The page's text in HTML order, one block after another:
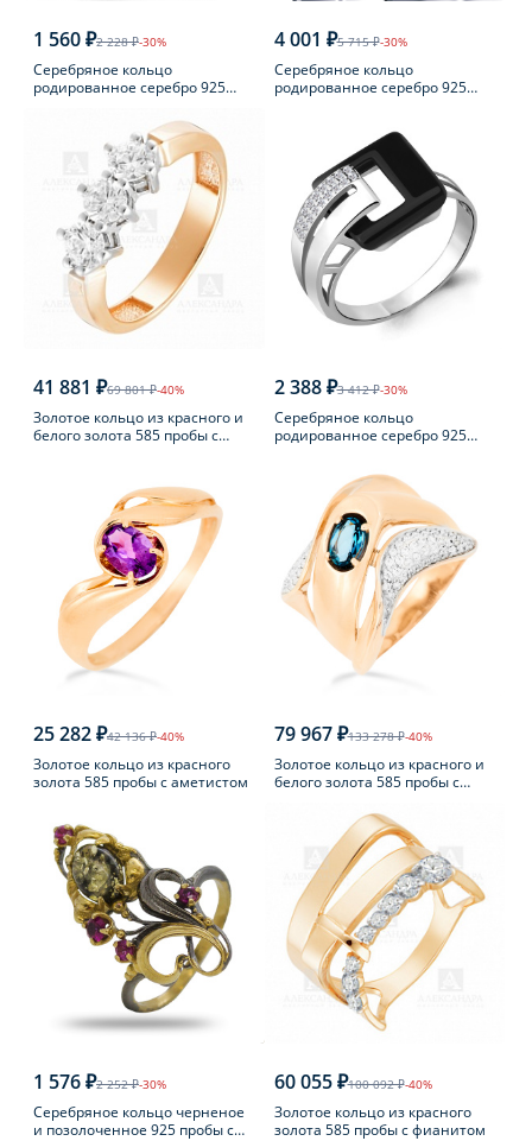
1 560 ₽2 228 ₽-30%
Серебряное кольцо
родированное серебро 925
4 001 ₽5 715 ₽-30%
Серебряное кольцо
родированное серебро 925
41 881 ₽69 801 ₽-40%
Золотое кольцо из красного и
белого золота 585 пробы с
2 388 ₽3 412 ₽-30%
Серебряное кольцо
родированное серебро 925
25 282 ₽42 136 ₽-40%
Золотое кольцо из красного
золота 585 пробы с аметистом
79 967 ₽133 278 ₽-40%
Золотое кольцо из красного и
белого золота 585 пробы с
1 576 ₽2 252 ₽-30%
Серебряное кольцо черненое
и позолоченное 925 пробы с
60 055 ₽100 092 ₽-40%
Золотое кольцо из красного
золота 585 пробы с фианитом